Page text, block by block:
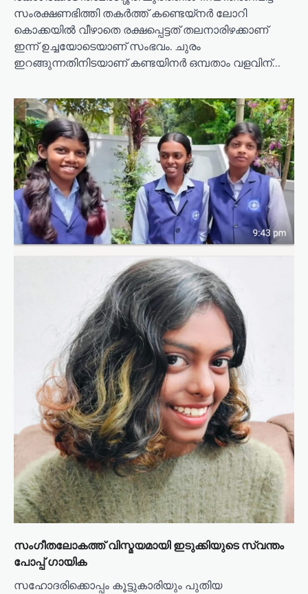
സംരക്ഷണഭിത്തി തകർത്ത് കണ്ടെയ്നർ ലോറി
കൊക്കയിൽ വീഴാതെ രക്ഷപ്പെട്ടത് തലനാരിഴക്കാണ്
ഇന്ന് ഉച്ചയോടെയാണ് സംഭവം. ചുരം
ഇറങ്ങുന്നതിനിടയാണ് കണ്ടയിനർ ഒമ്പതാം വളവിന്…
സംഗീതലോകത്ത് വിസ്മയമായി ഇടുക്കിയുടെ സ്വന്തം
പോപ്പ് ഗായിക
സഹോദരിക്കൊപ്പം കൂട്ടുകാരിയും പുതിയ